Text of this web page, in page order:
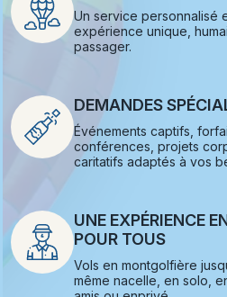
Un service personnalisé
expérience unique,
passager.
DEMANDES
Événements captifs,
conférences, projets
caritatifs adaptés à vos
UNE EXPÉRIENCE
POUR TOUS
Vols en montgolfière
même nacelle, en solo,